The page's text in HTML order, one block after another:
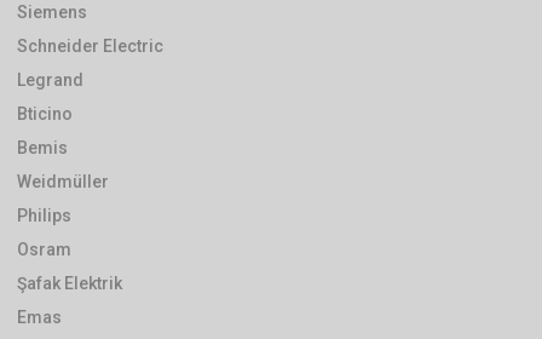
Siemens
Schneider Electric
Legrand
Bticino
Bemis
Weidmüller
Philips
Osram
Şafak Elektrik
Emas